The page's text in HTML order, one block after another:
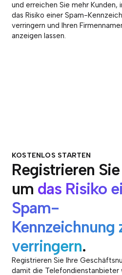
und erreichen Sie mehr Kunden,
das Risiko einer Spam-
verringern und Ihren
anzeigen lassen.
KOSTENLOS STARTEN
Registrieren
um das Risiko
Spam-
Kennzeichnung
verringern.
Registrieren Sie Ihre
damit die Telefondienstanbieter